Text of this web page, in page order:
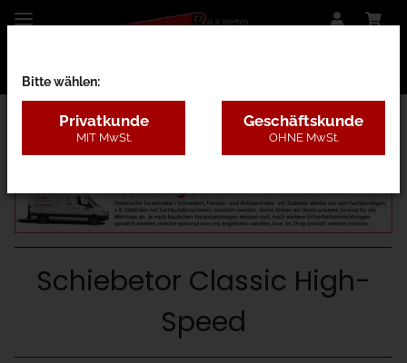
04 - Schiebetorantriebe
Schiebetor Classic High-
Speed
Bitte wählen:
Privatkunde
MIT MwSt.
Geschäftskunde
OHNE MwSt.